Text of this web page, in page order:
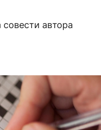
совести автора